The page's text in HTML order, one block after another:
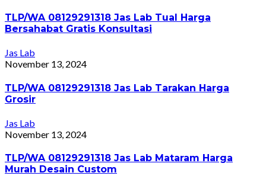
TLP/WA 08129291318 Jas Lab Tual Harga
Bersahabat Gratis Konsultasi
Jas Lab
November 13, 2024
TLP/WA 08129291318 Jas Lab Tarakan Harga
Grosir
Jas Lab
November 13, 2024
TLP/WA 08129291318 Jas Lab Mataram Harga
Murah Desain Custom